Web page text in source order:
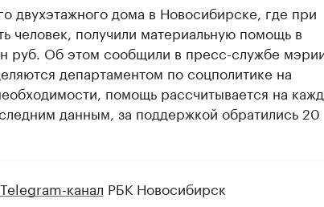
двухэтажного дома в Новосибирске, где при
человек, получили материальную помощь в
руб. Об этом сообщили в пресс-службе
департаментом по соцполитике на
помощь рассчитывается на
данным, за поддержкой обратились 20
Telegram-канал РБК Новосибирск